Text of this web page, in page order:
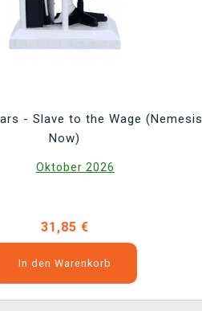
- Slave to the Wage (Nemesis
Now)
Oktober 2026
31,85 €
In den Warenkorb